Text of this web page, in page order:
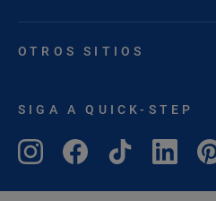
OTROS SITIOS
SIGA A QUICK-STEP